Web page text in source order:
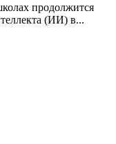
продолжится
(ИИ) в...